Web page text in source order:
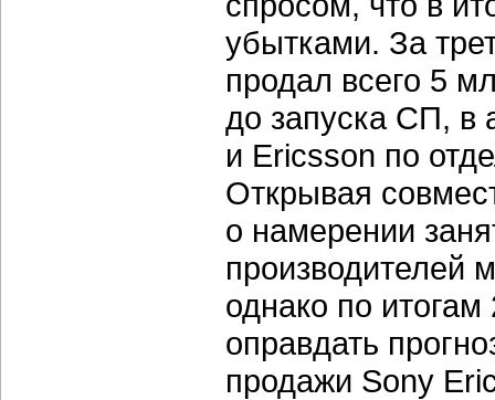
убытками. За
продал всего 5
до запуска СП, в
и Ericsson по
Открывая
о намерении
производителей
однако по
оправдать
продажи Sony